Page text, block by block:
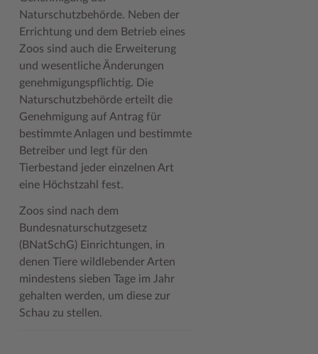
Geodatenportale (Kreiskarte)
Kfz-Zulassung
Kontakt / Öffnungszeiten
Lebenslagen
Leistungen
Lexikon
Wo Sie uns finden
Wunsch-Kennzeichen ↗
Zuständigkeitsfinder SH ↗
Fotoarchiv
Hitzeschutz
Klimaanpassungskonzept
Kreistag Sitzungskalender
Lokales Wetter
Newsletter
Social Media
Stellenangebote
Stormarninfo
Ukrainehilfe
Kreispräsident
Kreistag und Ausschüsse
Kreistag Sitzungskalender
Kreisverwaltung
Landrat
Sonderbereiche
Städte und Gemeinden
Wahlen im Kreis
Wappen und Geschichte
Was ist ein Kreis?
Offene Stellen
Praktika und FSJ
Weiterbildung beim Kreis Stormarn
Wen wir suchen
Klimaschutz beim Kreis Stormarn
Projekt e-Gewerbe
Stormarner Bündnis für bezahlbares Wohnen
Wirtschafts- und Aufbaugesellschaft Stormarn
Zahlen, Daten, Fakten
Kulturelle Einrichtungen
Naturschutzgebiete
Radwandern
Storchenhorste
Lieblingsplätze in der Metropolregion
Tourismus
Umlandscout Hamburg
Vereine und Gruppen
Naturschutzbehörde. Neben der
Errichtung und dem Betrieb eines
Zoos sind auch die Erweiterung
und wesentliche Änderungen
genehmigungspflichtig. Die
Naturschutzbehörde erteilt die
Genehmigung auf Antrag für
bestimmte Anlagen und bestimmte
Betreiber und legt für den
Tierbestand jeder einzelnen Art
eine Höchstzahl fest.
Zoos sind nach dem
Bundesnaturschutzgesetz
(BNatSchG) Einrichtungen, in
denen Tiere wildlebender Arten
mindestens sieben Tage im Jahr
gehalten werden, um diese zur
Schau zu stellen.